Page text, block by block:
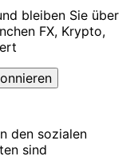
bleiben Sie über
FX, Krypto,
den sozialen
sind